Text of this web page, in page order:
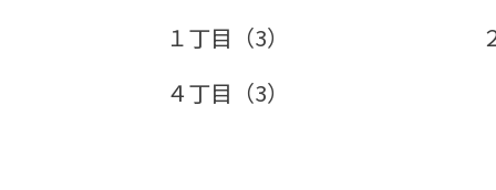
１丁目（3）
４丁目（3）